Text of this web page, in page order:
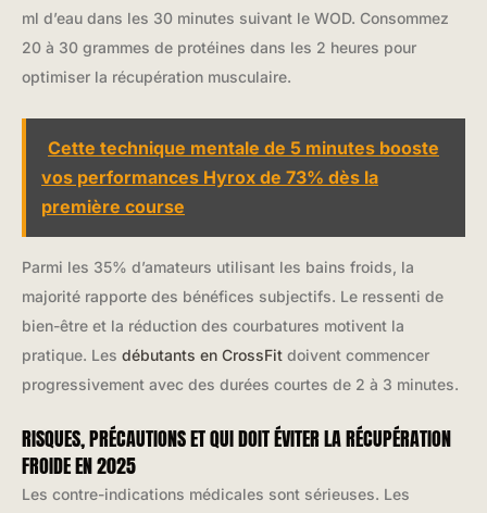
ml d’eau dans les 30 minutes suivant le WOD. Consommez
20 à 30 grammes de protéines dans les 2 heures pour
optimiser la récupération musculaire.
Cette technique mentale de 5 minutes booste
vos performances Hyrox de 73% dès la
première course
Parmi les 35% d’amateurs utilisant les bains froids, la
majorité rapporte des bénéfices subjectifs. Le ressenti de
bien-être et la réduction des courbatures motivent la
pratique. Les débutants en CrossFit doivent commencer
progressivement avec des durées courtes de 2 à 3 minutes.
RISQUES, PRÉCAUTIONS ET QUI DOIT ÉVITER LA RÉCUPÉRATION
FROIDE EN 2025
Les contre-indications médicales sont sérieuses. Les